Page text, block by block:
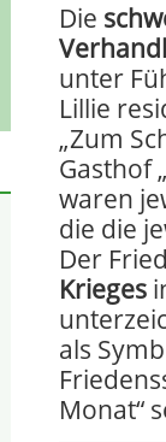
Die
unter
Lillie
„Zum
Gasthof
waren
die die
Der
Krieges
als
Monat“